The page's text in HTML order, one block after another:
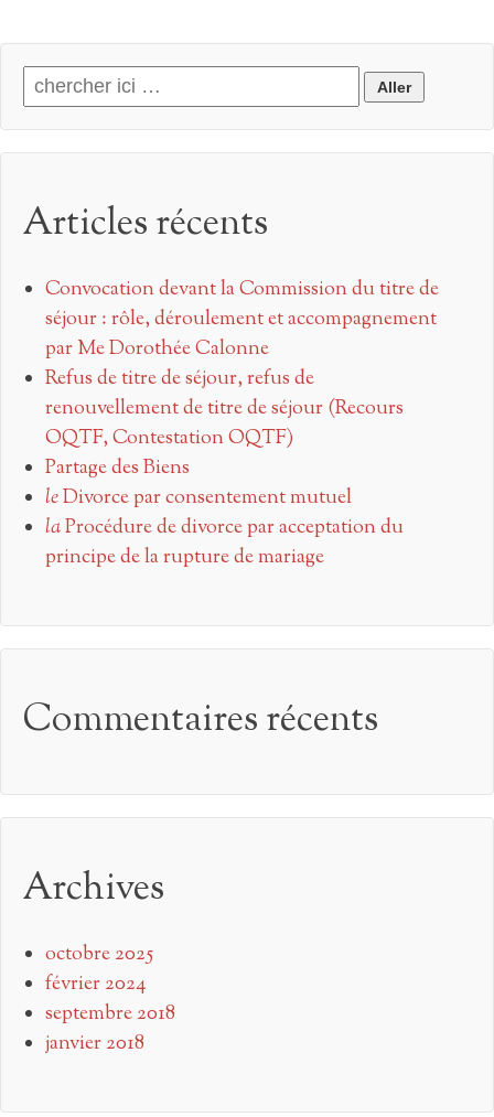
Search for:
Articles récents
Convocation devant la Commission du titre de
séjour : rôle, déroulement et accompagnement
par Me Dorothée Calonne
Refus de titre de séjour, refus de
renouvellement de titre de séjour (Recours
OQTF, Contestation OQTF)
Partage des Biens
leDivorce par consentement mutuel
laProcédure de divorce par acceptation du
principe de la rupture de mariage
Commentaires récents
Archives
octobre 2025
février 2024
septembre 2018
janvier 2018